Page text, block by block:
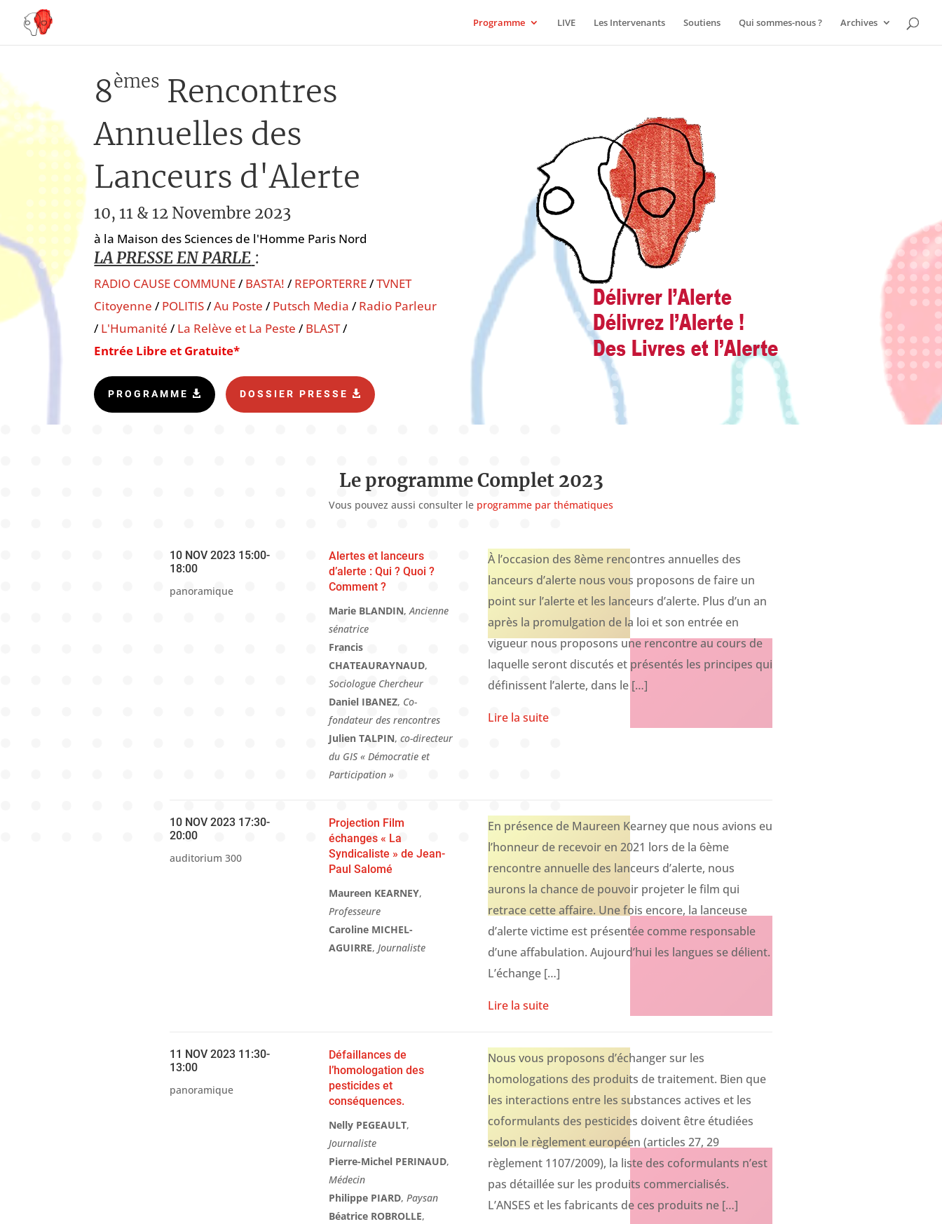
Programme LIVE Les Intervenants Soutiens Qui sommes-nous ? Archives
8èmes Rencontres
Annuelles des
Lanceurs d'Alerte
10, 11 & 12 Novembre 2023
à la Maison des Sciences de l'Homme Paris Nord
LA PRESSE EN PARLE :
RADIO CAUSE COMMUNE/ BASTA! / REPORTERRE/TVNET
Citoyenne / POLITIS/Au Poste / Putsch Media / Radio Parleur
/ L'Humanité / La Relève et La Peste / BLAST/
Entrée Libre et Gratuite*
PROGRAMME DOSSIER PRESSE
Le programme Complet 2023
Vous pouvez aussi consulter le programme par thématiques
10 NOV 2023 15:00-
18:00
panoramique
Alertes et lanceurs
d’alerte : Qui ? Quoi ?
Comment ?
Marie BLANDIN,Ancienne
sénatrice
Francis
CHATEAURAYNAUD,
Sociologue Chercheur
Daniel IBANEZ, Co-
fondateur des rencontres
Julien TALPIN, co-directeur
du GIS « Démocratie et
Participation »
À l’occasion des 8ème rencontres annuelles des
lanceurs d’alerte nous vous proposons de faire un
point sur l’alerte et les lanceurs d’alerte. Plus d’un an
après la promulgation de la loi et son entrée en
vigueur nous proposons une rencontre au cours de
laquelle seront discutés et présentés les principes qui
définissent l’alerte, dans le […]
Lire la suite
10 NOV 2023 17:30-
20:00
auditorium 300
Projection Film
échanges « La
Syndicaliste » de Jean-
Paul Salomé
Maureen KEARNEY,
Professeure
Caroline MICHEL-
AGUIRRE, Journaliste
En présence de Maureen Kearney que nous avions eu
l’honneur de recevoir en 2021 lors de la 6ème
rencontre annuelle des lanceurs d’alerte, nous
aurons la chance de pouvoir projeter le film qui
retrace cette affaire. Une fois encore, la lanceuse
d’alerte victime est présentée comme responsable
d’une affabulation. Aujourd’hui les langues se délient.
L’échange […]
Lire la suite
11 NOV 2023 11:30-
13:00
panoramique
Défaillances de
l’homologation des
pesticides et
conséquences.
Nelly PEGEAULT,
Journaliste
Pierre-Michel PERINAUD,
Médecin
Philippe PIARD, Paysan
Béatrice ROBROLLE,
Nous vous proposons d’échanger sur les
homologations des produits de traitement. Bien que
les interactions entre les substances actives et les
coformulants des pesticides doivent être étudiées
selon le règlement européen (articles 27, 29
règlement 1107/2009), la liste des coformulants n’est
pas détaillée sur les produits commercialisés.
L’ANSES et les fabricants de ces produits ne […]